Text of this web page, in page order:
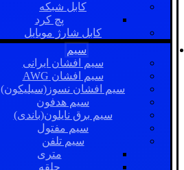
کابل شبکه
پچ کرد
کابل شارژ موبایل
سیم
سیم افشان ایرانی
سیم افشان AWG
سیم افشان نسوز(سیلیکون)
سیم هدفون
سیم برق نایلون(باندی)
سیم مفتول
سیم تلفن
متری
حلقه